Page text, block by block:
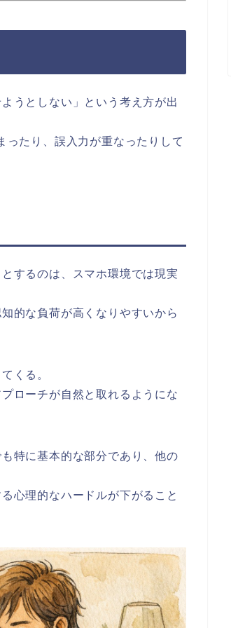
うとしない」という考え方が出
ったり、誤入力が重なったりして
するのは、スマホ環境では現実
的な負荷が高くなりやすいから
くる。
ローチが自然と取れるようにな
特に基本的な部分であり、他の
心理的なハードルが下がること